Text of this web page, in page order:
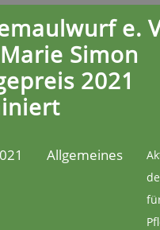
e.
Simon
2021
Allgemeines